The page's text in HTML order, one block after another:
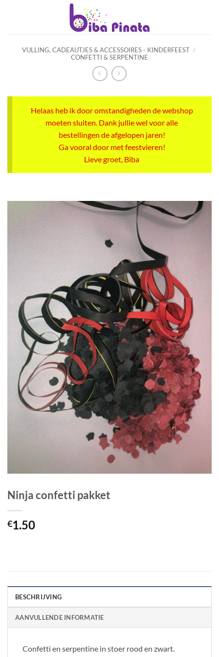
VULLING, CADEAUTJES & ACCESSOIRES - KINDERFEEST /
CONFETTI & SERPENTINE
Helaas heb ik door omstandigheden de webshop
moeten sluiten. Dank jullie wel voor alle
bestellingen de afgelopen jaren!
Ga vooral door met feestvieren!
Lieve groet, Biba
Ninja confetti pakket
€1.50
BESCHRIJVING
AANVULLENDE INFORMATIE
Confetti en serpentine in stoer rood en zwart.